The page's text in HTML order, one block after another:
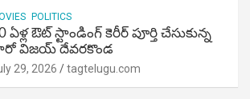
POLITICS
ఏళ్ల ఔట్ స్టాండింగ్ కెరీర్ పూర్తి చేసుకున్న
విజయ్ దేవరకొండ
29, 2026 tagtelugu.com